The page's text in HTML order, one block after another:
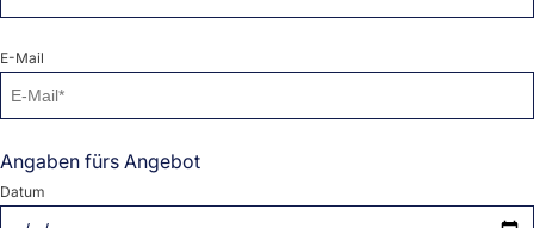
E-Mail
Angaben fürs Angebot
Datum